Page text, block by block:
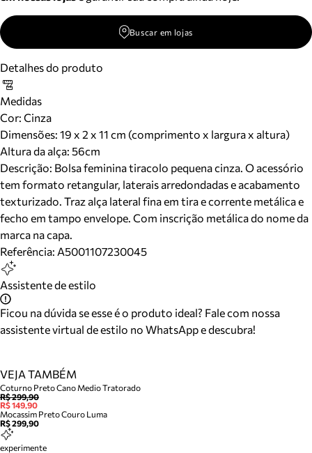
Buscar em lojas
Detalhes do produto
Medidas
Cor: Cinza
Dimensões: 19 x 2 x 11 cm (comprimento x largura x altura)
Altura da alça: 56cm
Descrição: Bolsa feminina tiracolo pequena cinza. O acessório
tem formato retangular, laterais arredondadas e acabamento
texturizado. Traz alça lateral fina em tira e corrente metálica e
fecho em tampo envelope. Com inscrição metálica do nome da
marca na capa.
Referência: A5001107230045
Assistente de estilo
Ficou na dúvida se esse é o produto ideal? Fale com nossa
assistente virtual de estilo no WhatsApp e descubra!
VEJA TAMBÉM
Coturno Preto Cano Medio Tratorado
R$ 299,90
R$ 149,90
Mocassim Preto Couro Luma
R$ 299,90
experimente